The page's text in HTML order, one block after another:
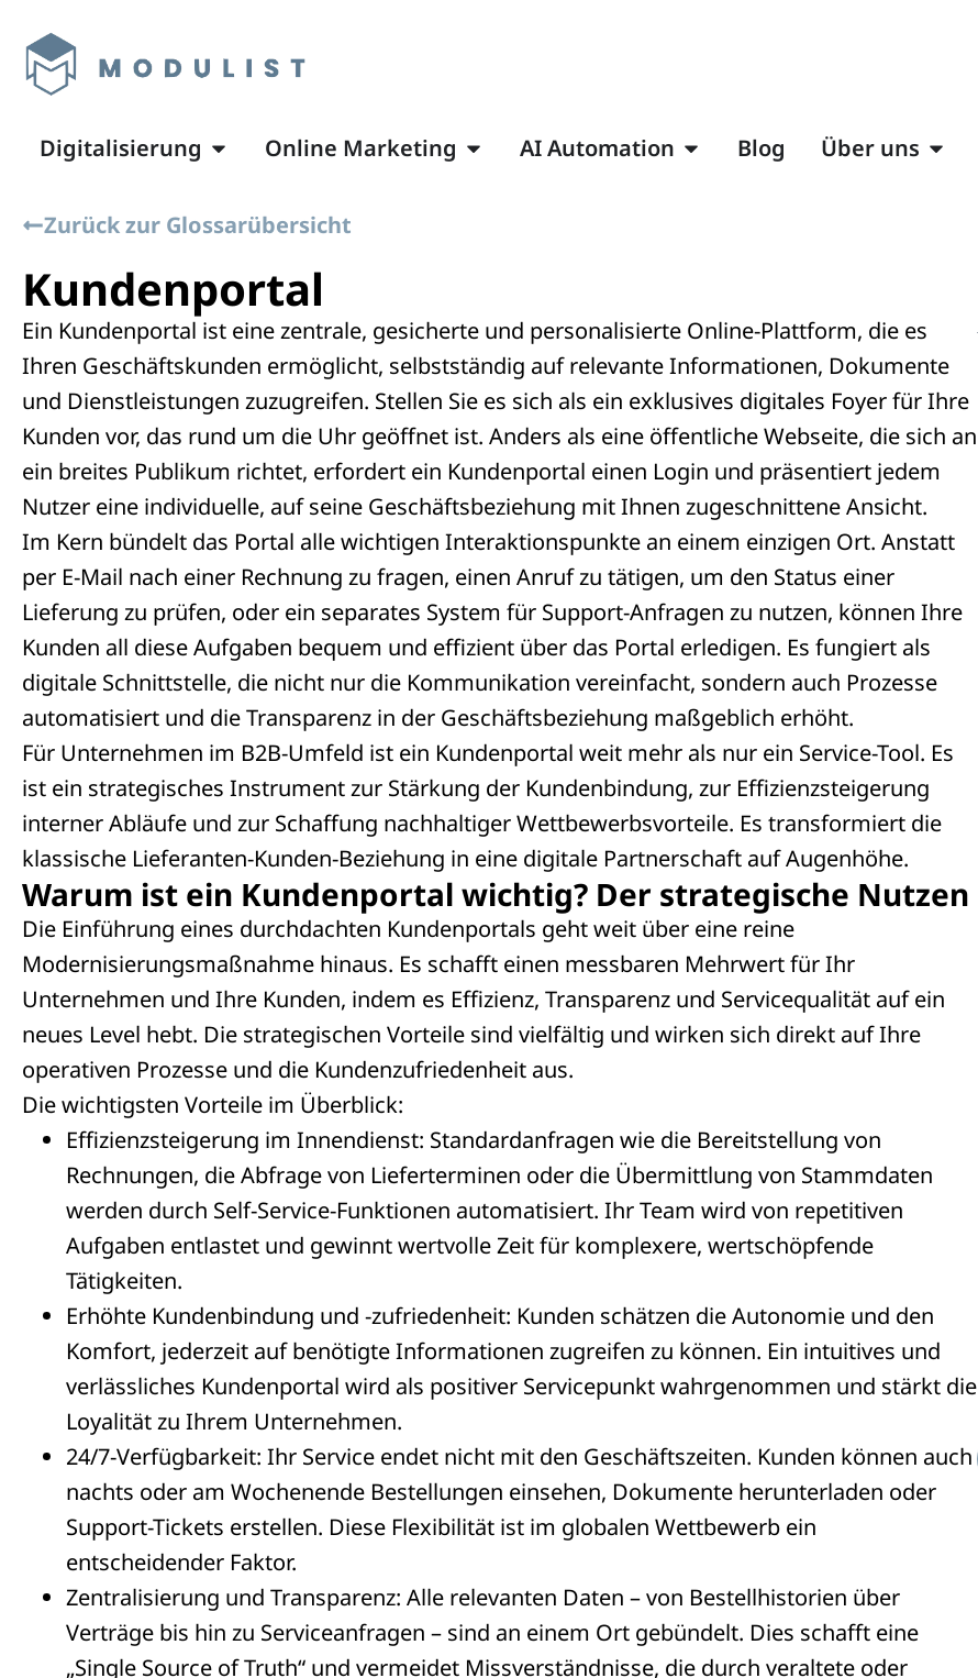
Digitalisierung Online Marketing AI Automation Blog Über uns
Zurück zur Glossarübersicht
Kundenportal
Ein Kundenportal ist eine zentrale, gesicherte und personalisierte Online-Plattform, die es
Ihren Geschäftskunden ermöglicht, selbstständig auf relevante Informationen, Dokumente
und Dienstleistungen zuzugreifen. Stellen Sie es sich als ein exklusives digitales Foyer für Ihre
Kunden vor, das rund um die Uhr geöffnet ist. Anders als eine öffentliche Webseite, die sich an
ein breites Publikum richtet, erfordert ein Kundenportal einen Login und präsentiert jedem
Nutzer eine individuelle, auf seine Geschäftsbeziehung mit Ihnen zugeschnittene Ansicht.
Im Kern bündelt das Portal alle wichtigen Interaktionspunkte an einem einzigen Ort. Anstatt
per E-Mail nach einer Rechnung zu fragen, einen Anruf zu tätigen, um den Status einer
Lieferung zu prüfen, oder ein separates System für Support-Anfragen zu nutzen, können Ihre
Kunden all diese Aufgaben bequem und effizient über das Portal erledigen. Es fungiert als
digitale Schnittstelle, die nicht nur die Kommunikation vereinfacht, sondern auch Prozesse
automatisiert und die Transparenz in der Geschäftsbeziehung maßgeblich erhöht.
Für Unternehmen im B2B-Umfeld ist ein Kundenportal weit mehr als nur ein Service-Tool. Es
ist ein strategisches Instrument zur Stärkung der Kundenbindung, zur Effizienzsteigerung
interner Abläufe und zur Schaffung nachhaltiger Wettbewerbsvorteile. Es transformiert die
klassische Lieferanten-Kunden-Beziehung in eine digitale Partnerschaft auf Augenhöhe.
Warum ist ein Kundenportal wichtig? Der strategische Nutzen
Die Einführung eines durchdachten Kundenportals geht weit über eine reine
Modernisierungsmaßnahme hinaus. Es schafft einen messbaren Mehrwert für Ihr
Unternehmen und Ihre Kunden, indem es Effizienz, Transparenz und Servicequalität auf ein
neues Level hebt. Die strategischen Vorteile sind vielfältig und wirken sich direkt auf Ihre
operativen Prozesse und die Kundenzufriedenheit aus.
Die wichtigsten Vorteile im Überblick:
Effizienzsteigerung im Innendienst: Standardanfragen wie die Bereitstellung von
Rechnungen, die Abfrage von Lieferterminen oder die Übermittlung von Stammdaten
werden durch Self-Service-Funktionen automatisiert. Ihr Team wird von repetitiven
Aufgaben entlastet und gewinnt wertvolle Zeit für komplexere, wertschöpfende
Tätigkeiten.
Erhöhte Kundenbindung und -zufriedenheit: Kunden schätzen die Autonomie und den
Komfort, jederzeit auf benötigte Informationen zugreifen zu können. Ein intuitives und
verlässliches Kundenportal wird als positiver Servicepunkt wahrgenommen und stärkt die
Loyalität zu Ihrem Unternehmen.
24/7-Verfügbarkeit: Ihr Service endet nicht mit den Geschäftszeiten. Kunden können auch
nachts oder am Wochenende Bestellungen einsehen, Dokumente herunterladen oder
Support-Tickets erstellen. Diese Flexibilität ist im globalen Wettbewerb ein
entscheidender Faktor.
Zentralisierung und Transparenz: Alle relevanten Daten – von Bestellhistorien über
Verträge bis hin zu Serviceanfragen – sind an einem Ort gebündelt. Dies schafft eine
„Single Source of Truth“ und vermeidet Missverständnisse, die durch veraltete oder